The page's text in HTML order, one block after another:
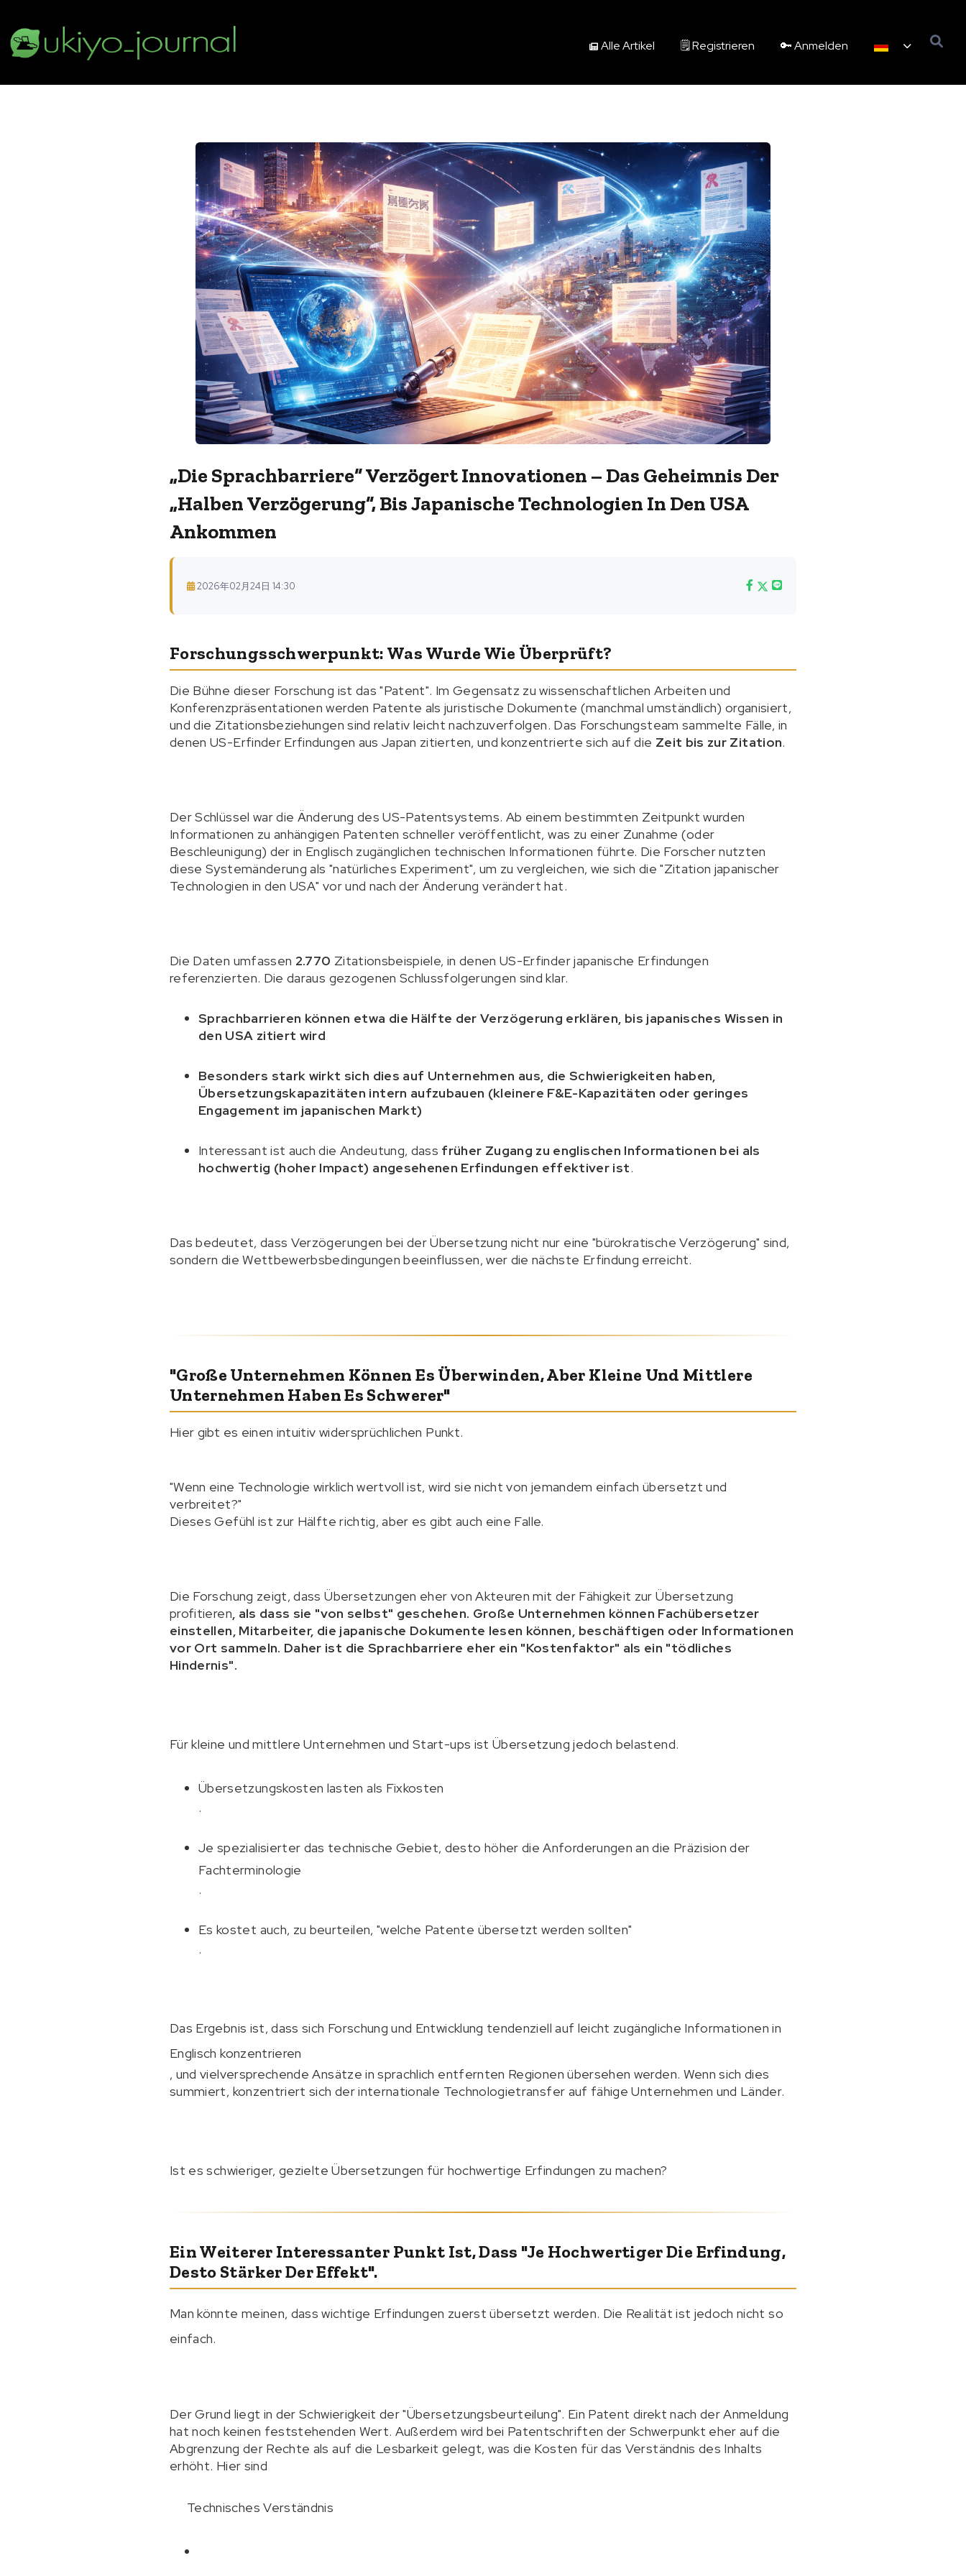
Alle Artikel 🗒️ Registrieren 🔑 Anmelden
„Die Sprachbarriere“ Verzögert Innovationen – Das Geheimnis Der
„halben Verzögerung“, Bis Japanische Technologien In Den USA
Ankommen
2026年02月24日 14:30
Forschungsschwerpunkt: Was Wurde Wie Überprüft?
Die Bühne dieser Forschung ist das "Patent". Im Gegensatz zu wissenschaftlichen Arbeiten und
Konferenzpräsentationen werden Patente als juristische Dokumente (manchmal umständlich) organisiert,
und die Zitationsbeziehungen sind relativ leicht nachzuverfolgen. Das Forschungsteam sammelte Fälle, in
denen US-Erfinder Erfindungen aus Japan zitierten, und konzentrierte sich auf die Zeit bis zur Zitation.
Der Schlüssel war die Änderung des US-Patentsystems. Ab einem bestimmten Zeitpunkt wurden
Informationen zu anhängigen Patenten schneller veröffentlicht, was zu einer Zunahme (oder
Beschleunigung) der in Englisch zugänglichen technischen Informationen führte. Die Forscher nutzten
diese Systemänderung als "natürliches Experiment", um zu vergleichen, wie sich die "Zitation japanischer
Technologien in den USA" vor und nach der Änderung verändert hat.
Die Daten umfassen 2.770 Zitationsbeispiele, in denen US-Erfinder japanische Erfindungen
referenzierten. Die daraus gezogenen Schlussfolgerungen sind klar.
Sprachbarrieren können etwa die Hälfte der Verzögerung erklären, bis japanisches Wissen in
den USA zitiert wird
Besonders stark wirkt sich dies auf Unternehmen aus, die Schwierigkeiten haben,
Übersetzungskapazitäten intern aufzubauen (kleinere F&E-Kapazitäten oder geringes
Engagement im japanischen Markt)
Interessant ist auch die Andeutung, dass früher Zugang zu englischen Informationen bei als
hochwertig (hoher Impact) angesehenen Erfindungen effektiver ist.
Das bedeutet, dass Verzögerungen bei der Übersetzung nicht nur eine "bürokratische Verzögerung" sind,
sondern die Wettbewerbsbedingungen beeinflussen, wer die nächste Erfindung erreicht.
"Große Unternehmen Können Es Überwinden, Aber Kleine Und Mittlere
Unternehmen Haben Es Schwerer"
Hier gibt es einen intuitiv widersprüchlichen Punkt.
"Wenn eine Technologie wirklich wertvoll ist, wird sie nicht von jemandem einfach übersetzt und
verbreitet?"
Dieses Gefühl ist zur Hälfte richtig, aber es gibt auch eine Falle.
Die Forschung zeigt, dass Übersetzungen eher von Akteuren mit der Fähigkeit zur Übersetzung
profitieren, als dass sie "von selbst" geschehen. Große Unternehmen können Fachübersetzer
einstellen, Mitarbeiter, die japanische Dokumente lesen können, beschäftigen oder Informationen
vor Ort sammeln. Daher ist die Sprachbarriere eher ein "Kostenfaktor" als ein "tödliches
Hindernis".
Für kleine und mittlere Unternehmen und Start-ups ist Übersetzung jedoch belastend.
Übersetzungskosten lasten als Fixkosten
.
Je spezialisierter das technische Gebiet, desto höher die Anforderungen an die Präzision der
Fachterminologie
.
Es kostet auch, zu beurteilen, "welche Patente übersetzt werden sollten"
.
Das Ergebnis ist, dass sich Forschung und Entwicklung tendenziell auf leicht zugängliche Informationen in
Englisch konzentrieren
, und vielversprechende Ansätze in sprachlich entfernten Regionen übersehen werden. Wenn sich dies
summiert, konzentriert sich der internationale Technologietransfer auf fähige Unternehmen und Länder.
Ist es schwieriger, gezielte Übersetzungen für hochwertige Erfindungen zu machen?
Ein Weiterer Interessanter Punkt Ist, Dass "je Hochwertiger Die Erfindung,
Desto Stärker Der Effekt".
Man könnte meinen, dass wichtige Erfindungen zuerst übersetzt werden. Die Realität ist jedoch nicht so
einfach.
Der Grund liegt in der Schwierigkeit der "Übersetzungsbeurteilung". Ein Patent direkt nach der Anmeldung
hat noch keinen feststehenden Wert. Außerdem wird bei Patentschriften der Schwerpunkt eher auf die
Abgrenzung der Rechte als auf die Lesbarkeit gelegt, was die Kosten für das Verständnis des Inhalts
erhöht. Hier sind
Technisches Verständnis